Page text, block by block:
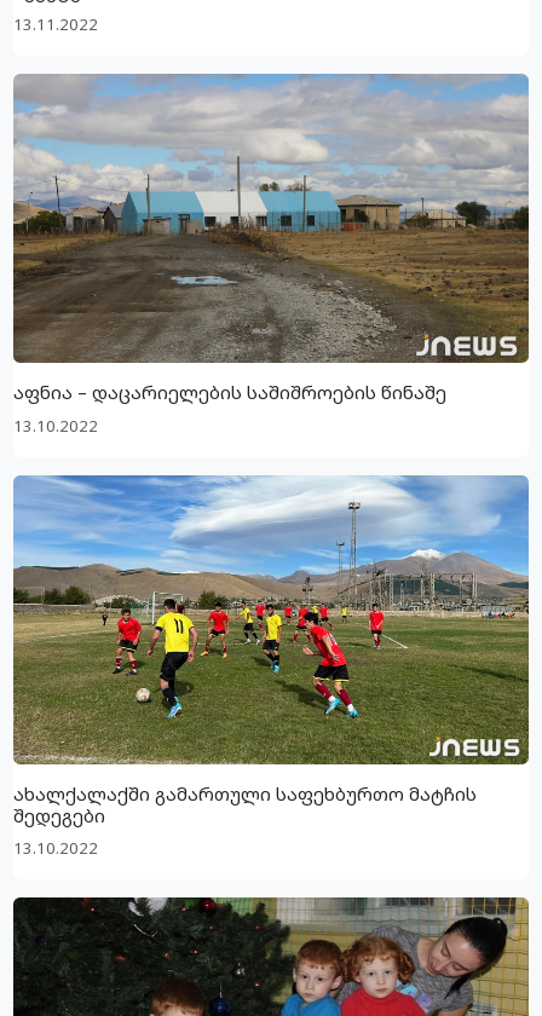
13.11.2022
აფნია – დაცარიელების საშიშროების წინაშე
13.10.2022
ახალქალაქში გამართული საფეხბურთო მატჩის
შედეგები
13.10.2022